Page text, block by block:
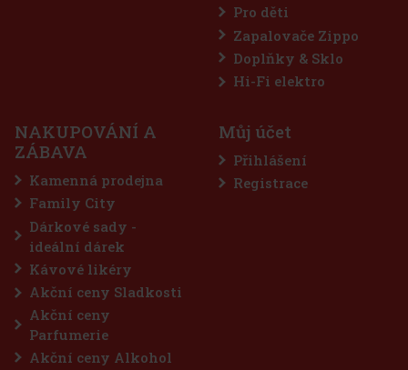
Airwaves Cassis dražé dóza 64 g
(> 5 ks)
AIRWAVES Cool Cassis jsou žvýkačky bez cukru, které spojují
intenzivní chuť černého rybízu s výraznou mentolovou svěžestí.
Originální kombinace ovocných a chladivých tónů přináší
dlouhotrvající osvěžení a příjemný pocit svěžího dechu. Praktická
dóza
51 Kč bez DPH
Pro děti
Zapalovače Zippo
Doplňky & Sklo
Hi-Fi elektro
NAKUPOVÁNÍ A
ZÁBAVA
Kamenná prodejna
Family City
Dárkové sady -
ideální dárek
Kávové likéry
Akční ceny Sladkosti
Akční ceny
Parfumerie
Akční ceny Alkohol
Můj účet
Přihlášení
Registrace